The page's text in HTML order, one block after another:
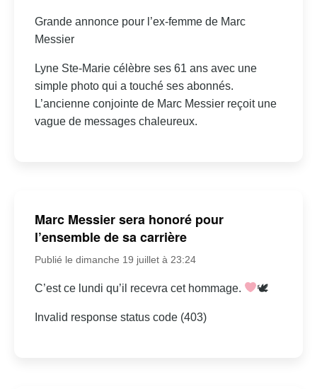
Grande annonce pour l’ex-femme de Marc
Messier
Lyne Ste-Marie célèbre ses 61 ans avec une
simple photo qui a touché ses abonnés.
L’ancienne conjointe de Marc Messier reçoit une
vague de messages chaleureux.
Marc Messier sera honoré pour
l’ensemble de sa carrière
Publié le dimanche 19 juillet à 23:24
C’est ce lundi qu’il recevra cet hommage. 🕊
Invalid response status code (403)